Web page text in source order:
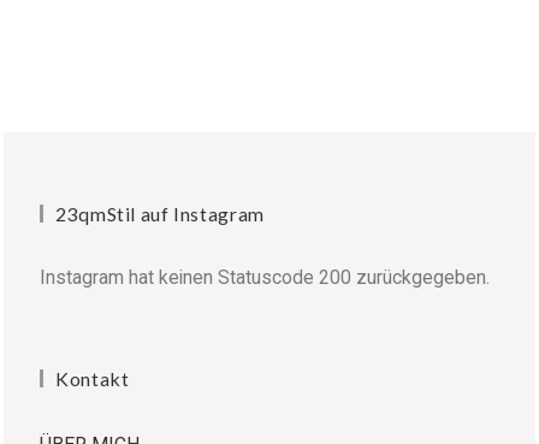
23qmStil auf Instagram
Instagram hat keinen Statuscode 200 zurückgegeben.
Kontakt